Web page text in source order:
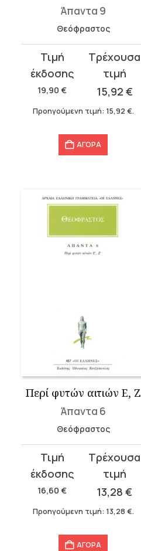
Άπαντα 9
Θεόφραστος
19,90€
Original
price
was:
19,90 €.
15,92 €
τρέχουσα
τιμή
είναι:
Προηγούμενη τιμή: 15,92 €.
ΑΓΟΡΑ
Περί φυτών αιτιών Ε, Ζ
Άπαντα 6
Θεόφραστος
16,60€
Original
price
was:
16,60 €.
13,28€
τρέχουσα
τιμή
είναι:
Προηγούμενη τιμή: 13,28 €.
ΑΓΟΡΑ